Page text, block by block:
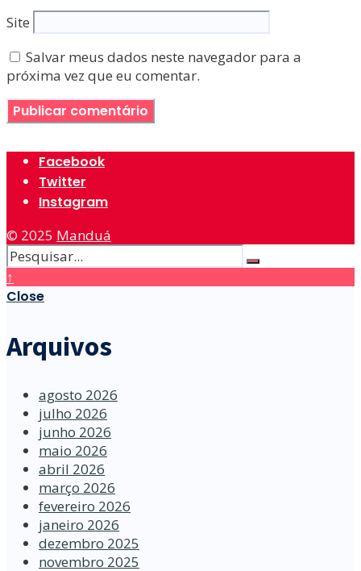
Site
Salvar meus dados neste navegador para a
próxima vez que eu comentar.
Facebook
Twitter
Instagram
© 2025 Manduá
↑
Close
Arquivos
agosto 2026
julho 2026
junho 2026
maio 2026
abril 2026
março 2026
fevereiro 2026
janeiro 2026
dezembro 2025
novembro 2025